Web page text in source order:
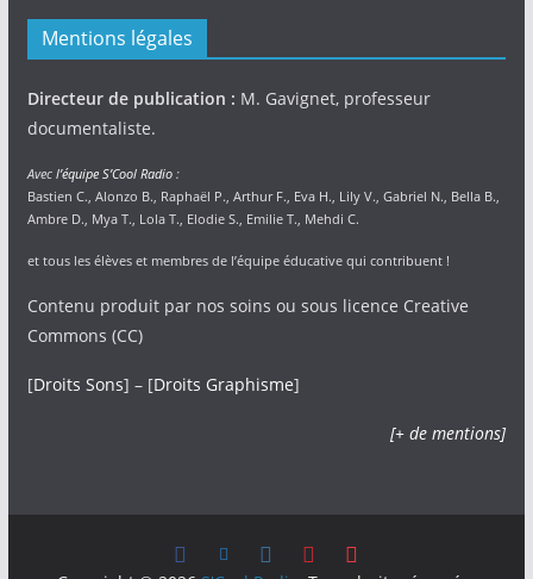
Mentions légales
Directeur de publication : M. Gavignet, professeur
documentaliste.
Avec l’équipe S’Cool Radio:
Bastien C., Alonzo B., Raphaël P., Arthur F., Eva H., Lily V., Gabriel N., Bella B.,
Ambre D., Mya T., Lola T., Elodie S., Emilie T., Mehdi C.
et tous les élèves et membres de l’équipe éducative qui contribuent !
Contenu produit par nos soins ou sous licence Creative
Commons (CC)
[Droits Sons] – [Droits Graphisme]
[+ de mentions]